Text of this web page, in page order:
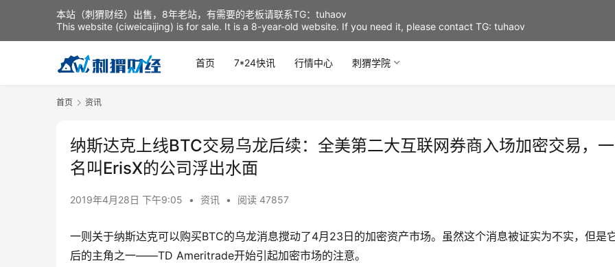
首页 7*24快讯 行情中心 刺猬学院
首页 资讯
纳斯达克上线BTC交易乌龙后续：全美第二大互联网券商入场加密交易，
名叫ErisX的公司浮出水面
2019年4月28日 下午9:05 • 资讯 • 阅读 47857
一则关于纳斯达克可以购买BTC的乌龙消息搅动了4月23日的加密资产市场。虽然这个消息被证实为不实，但是
后的主角之一——TD Ameritrade开始引起加密市场的注意。
本站（刺猬财经）出售，8年老站，有需要的老板请联系TG：tuhaov
This website (ciweicaijing) is for sale. It is a 8-year-old website. If you need it, please contact TG: tuhaov